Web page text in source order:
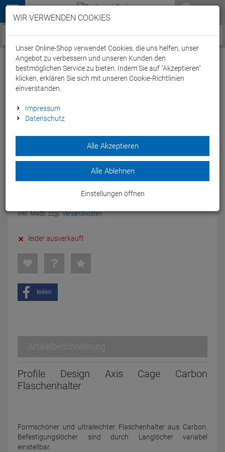
Menü
Service / Hilfe
Profile Design Axis Cage Carbon
Flaschenhalter
Ultraleichter Carbonflaschenhalter im 12K Carbondesign.
inkl. MwSt.zzgl. Versandkosten
leider ausverkauft
teilen
Artikelbeschreibung
Profile Design Axis Cage Carbon
Flaschenhalter
Formschöner und ultraleichter Flaschenhalter aus Carbon.
Befestigungslöcher sind durch Langlöcher variabel
einstellbar.
WIR VERWENDEN COOKIES
Unser Online-Shop verwendet Cookies, die uns helfen, unser
Angebot zu verbessern und unseren Kunden den
bestmöglichen Service zu bieten. Indem Sie auf "Akzeptieren"
klicken, erklären Sie sich mit unseren Cookie-Richtlinien
einverstanden.
Impressum
Datenschutz
Alle Akzeptieren
Alle Ablehnen
Einstellungen öffnen